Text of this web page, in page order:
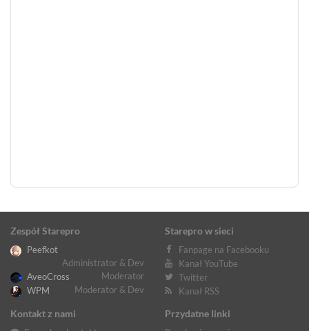
Zespół Starepro
Peefkot
Administrator & Dev
AveoCross
Moderator
WPM
Moderator & Dev
Starepro w sieci
Fanpage na Facebooku
Kanał YouTube
Twitter
Kanał RSS
Kontakt z nami Przydatne linki